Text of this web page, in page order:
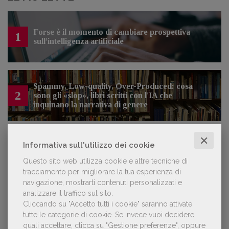
Informativa sull'utilizzo dei cookie ✕
Questo sito web utilizza cookie e altre tecniche di
tracciamento per migliorare la tua esperienza di
navigazione, mostrarti contenuti personalizzati e
analizzare il traffico sul sito.
Cliccando su "Accetto tutti i cookie" saranno attivate
tutte le categorie di cookie. Se invece vuoi decidere
quali accettare, clicca su "Gestione preferenze", oppure
1
Forse è il momento di cambiare prospettiva
sull’intelligenza artificiale
2
Spammy, Low-quality, Over-Produced: cosa
sono gli «slop», libri scritti con l'IA che
inquinano la narrativa di genere
Kobo ha rifiutato il 45% dei testi ricevuti per
sospetto utilizzo dell’IA
NOTIZIE DALL'AIE